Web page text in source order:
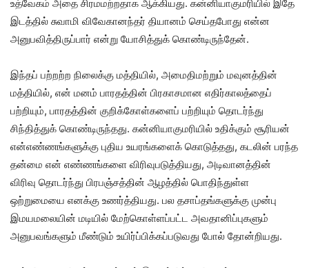
உத்வேகம் அதை சிரமமற்றதாக ஆக்கியது. கன்னியாகுமரியில் இதே
இடத்தில் சுவாமி விவேகானந்தர் தியானம் செய்தபோது என்ன
அனுபவித்திருப்பார் என்று யோசித்துக் கொண்டிருந்தேன்.
இந்தப் பற்றற்ற நிலைக்கு மத்தியில், அமைதிமற்றும் மவுனத்தின்
மத்தியில், என் மனம் பாரதத்தின் பிரகாசமான எதிர்காலத்தைப்
பற்றியும், பாரதத்தின் குறிக்கோள்களைப் பற்றியும் தொடர்ந்து
சிந்தித்துக் கொண்டிருந்தது. கன்னியாகுமரியில் உதிக்கும் சூரியன்
என்எண்ணங்களுக்கு புதிய உயரங்களைக் கொடுத்தது, கடலின் பரந்த
தன்மை என் எண்ணங்களை விரிவுபடுத்தியது, அடிவானத்தின்
விரிவு தொடர்ந்து பிரபஞ்சத்தின் ஆழத்தில் பொதிந்துள்ள
ஒற்றுமையை எனக்கு உணர்த்தியது. பல தசாப்தங்களுக்கு முன்பு
இமயமலையின் மடியில் மேற்கொள்ளப்பட்ட அவதானிப்புகளும்
அனுபவங்களும் மீண்டும் உயிர்ப்பிக்கப்படுவது போல் தோன்றியது.